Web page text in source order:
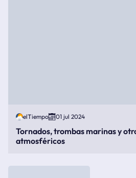
elTiempo 01 jul 2024
Tornados, trombas marinas y
atmosféricos